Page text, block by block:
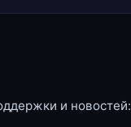
и новостей: